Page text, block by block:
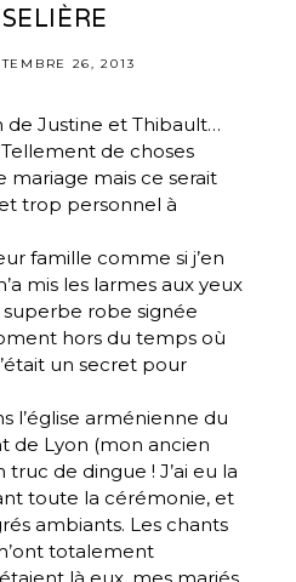
26, 2013
de Justine et Thibault…
de choses
mariage mais ce serait
trop personnel à
famille comme si j’en
mis les larmes aux yeux
robe signée
hors du temps où
un secret pour
l’église arménienne du
de Lyon (mon ancien
de dingue ! J’ai eu la
toute la cérémonie, et
ambiants. Les chants
totalement
là eux, mes mariés